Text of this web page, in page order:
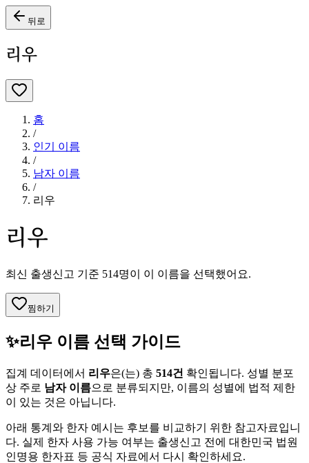
뒤로
리우
홈
/
인기 이름
/
남자 이름
/
리우
리우
최신 출생신고 기준 514명이 이 이름을 선택했어요.
찜하기
✨리우 이름 선택 가이드
집계 데이터에서 리우은(는) 총 514건 확인됩니다. 성별 분포
상 주로 남자이름으로 분류되지만, 이름의 성별에 법적 제한
이 있는 것은 아닙니다.
아래 통계와 한자 예시는 후보를 비교하기 위한 참고자료입니
다. 실제 한자 사용 가능 여부는 출생신고 전에 대한민국 법원
인명용 한자표 등 공식 자료에서 다시 확인하세요.